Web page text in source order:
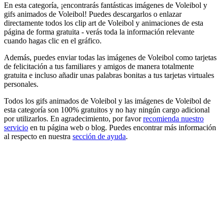
En esta categoría, ¡encontrarás fantásticas imágenes de Voleibol y
gifs animados de Voleibol! Puedes descargarlos o enlazar
directamente todos los clip art de Voleibol y animaciones de esta
página de forma gratuita - verás toda la información relevante
cuando hagas clic en el gráfico.
Además, puedes enviar todas las imágenes de Voleibol como tarjetas
de felicitación a tus familiares y amigos de manera totalmente
gratuita e incluso añadir unas palabras bonitas a tus tarjetas virtuales
personales.
Todos los gifs animados de Voleibol y las imágenes de Voleibol de
esta categoría son 100% gratuitos y no hay ningún cargo adicional
por utilizarlos. En agradecimiento, por favorrecomienda nuestro
servicio en tu página web o blog. Puedes encontrar más información
al respecto en nuestra sección de ayuda.